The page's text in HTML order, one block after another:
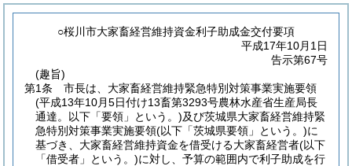
○桜川市大家畜経営維持資金利子助成金交付要項
平成17年10月1日
告示第67号
(趣旨)
第1条
市長は、大家畜経営維持緊急特別対策事業実施要領
(平成13年10月5日付け13畜第3293号農林水産省生産局長
通達。以下「要領」という。)及び茨城県大家畜経営維持緊
急特別対策事業実施要領(以下「茨城県要領」という。)に
基づき、大家畜経営維持資金を借受ける大家畜経営者(以下
「借受者」という。)に対し、予算の範囲内で利子助成を行